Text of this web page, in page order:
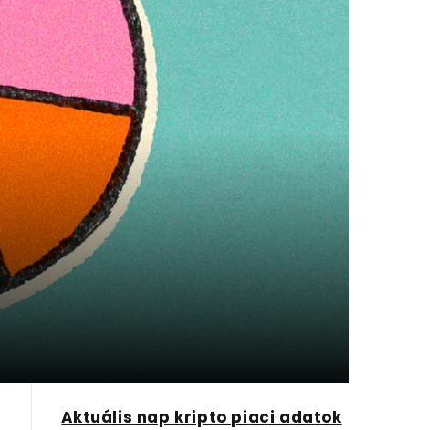
Aktuális nap kripto piaci adatok